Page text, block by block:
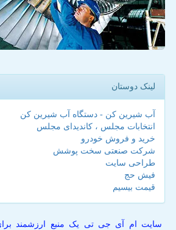
لینک دوستان
آب شیرین کن - دستگاه آب شیرین کن
انتخابات مجلس ، کاندیدای مجلس
خرید و فروش خودرو
شرکت صنعتی سخت پوشش
طراحی سایت
فیش حج
قیمت بیسیم
سایت ام آی جی تی یک منبع ارزشمند